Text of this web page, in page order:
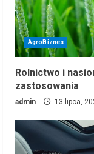
AgroBiznes
Rolnictwo i
zastosowania
admin 13 lipca,